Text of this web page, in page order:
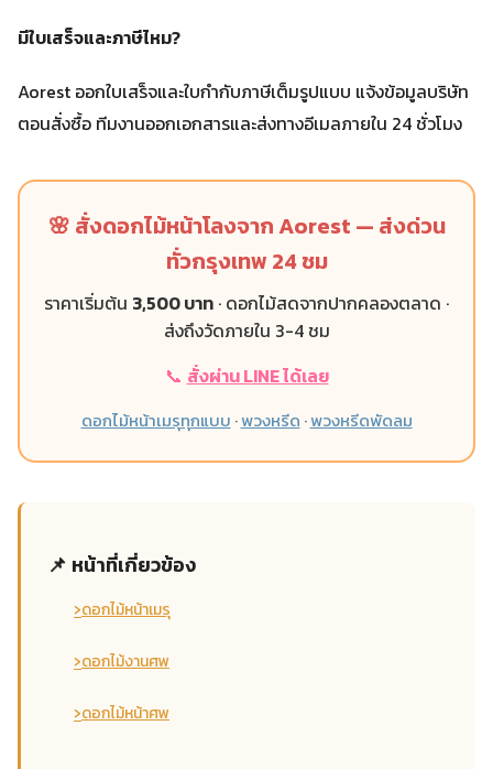
มีใบเสร็จและภาษีไหม?
Aorest ออกใบเสร็จและใบกำกับภาษีเต็มรูปแบบ แจ้งข้อมูลบริษัท
ตอนสั่งซื้อ ทีมงานออกเอกสารและส่งทางอีเมลภายใน 24 ชั่วโมง
🌸 สั่งดอกไม้หน้าโลงจาก Aorest — ส่งด่วน
ทั่วกรุงเทพ 24 ชม
ราคาเริ่มต้น 3,500 บาท · ดอกไม้สดจากปากคลองตลาด ·
ส่งถึงวัดภายใน 3-4 ชม
📞 สั่งผ่าน LINE ได้เลย
ดอกไม้หน้าเมรุทุกแบบ ·พวงหรีด ·พวงหรีดพัดลม
📌 หน้าที่เกี่ยวข้อง
›ดอกไม้หน้าเมรุ
›ดอกไม้งานศพ
›ดอกไม้หน้าศพ